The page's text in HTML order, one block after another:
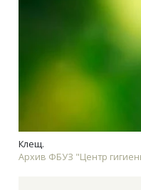
Клещ.
Архив ФБУЗ "Центр